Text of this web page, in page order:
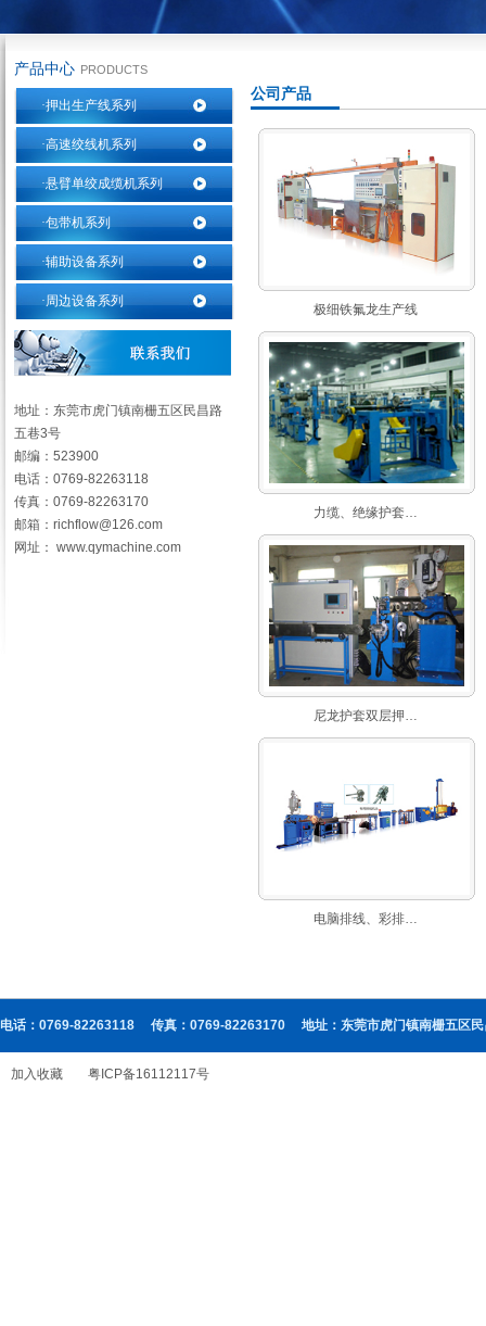
产品中心 PRODUCTS
·押出生产线系列
·高速绞线机系列
·悬臂单绞成缆机系列
·包带机系列
·辅助设备系列
·周边设备系列
地址：东莞市虎门镇南栅五区民昌路
五巷3号
邮编：523900
电话：0769-82263118
传真：0769-82263170
邮箱：richflow@126.com
网址： www.qymachine.com
公司产品
极细铁氟龙生产线
力缆、绝缘护套…
尼龙护套双层押…
电脑排线、彩排…
电话：0769-82263118 传真：0769-82263170 地址：东莞市虎门镇南栅五区
加入收藏 粤ICP备16112117号